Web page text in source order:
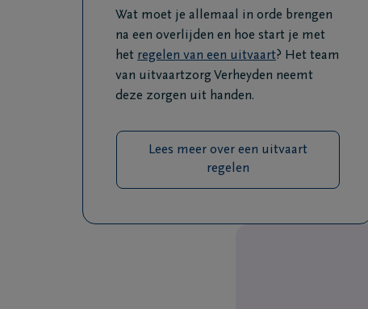
Wat moet je allemaal in orde brengen
na een overlijden en hoe start je met
het regelen van een uitvaart? Het team
van uitvaartzorg Verheyden neemt
deze zorgen uit handen.
Lees meer over een uitvaart
regelen